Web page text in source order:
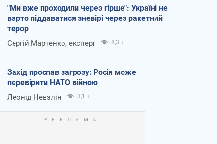
"Ми вже проходили через гірше": Україні не
варто піддаватися зневірі через ракетний
терор
Сергій Марченко, експерт 8,3 т.
Захід проспав загрозу: Росія може
перевірити НАТО війною
Леонід Невзлін 3,1 т.